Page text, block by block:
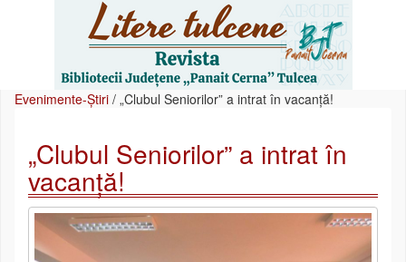
Evenimente-Știri / „Clubul Seniorilor” a intrat în vacanță!
„Clubul Seniorilor” a intrat în
vacanță!